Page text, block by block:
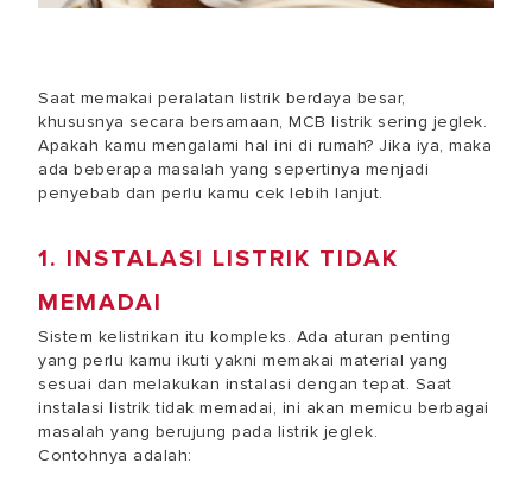
Saat memakai peralatan listrik berdaya besar,
khususnya secara bersamaan, MCB listrik sering jeglek.
Apakah kamu mengalami hal ini di rumah? Jika iya, maka
ada beberapa masalah yang sepertinya menjadi
penyebab dan perlu kamu cek lebih lanjut.
1. INSTALASI LISTRIK TIDAK
MEMADAI
Sistem kelistrikan itu kompleks. Ada aturan penting
yang perlu kamu ikuti yakni memakai material yang
sesuai dan melakukan instalasi dengan tepat. Saat
instalasi listrik tidak memadai, ini akan memicu berbagai
masalah yang berujung pada listrik jeglek.
Contohnya adalah: